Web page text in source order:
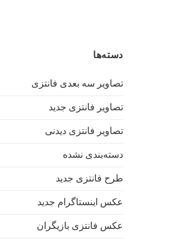
دسته‌ها
تصاویر سه بعدی فانتزی
تصاویر فانتزی جدید
تصاویر فانتزی دیدنی
دسته‌بندی نشده
طرح فانتزی جدید
عکس اینستاگرام جدید
عکس فانتزی بازیگران